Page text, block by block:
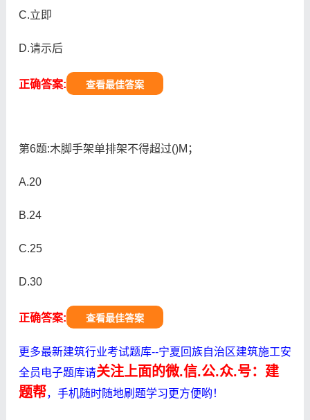
C.立即
D.请示后
正确答案: 查看最佳答案
第6题:木脚手架单排架不得超过()M；
A.20
B.24
C.25
D.30
正确答案: 查看最佳答案
更多最新建筑行业考试题库--宁夏回族自治区建筑施工安
全员电子题库请关注上面的微.信.公.众.号：建
题帮，手机随时随地刷题学习更方便哟！